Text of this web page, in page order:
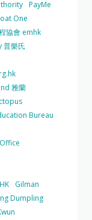
PayMe
One
協會 emhk
普樂氏
雅蘭
Bureau
Gilman
Dumpling